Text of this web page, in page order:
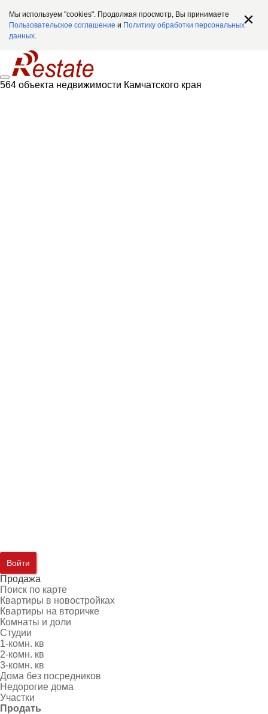
Мы используем "cookies". Продолжая просмотр, Вы принимаете
Пользовательское соглашение и Политику обработки персональных
данных.
564 объекта недвижимости Камчатского края
Войти
Продажа
Поиск по карте
Квартиры в новостройках
Квартиры на вторичке
Комнаты и доли
Студии
1-комн. кв
2-комн. кв
3-комн. кв
Дома без посредников
Недорогие дома
Участки
Продать